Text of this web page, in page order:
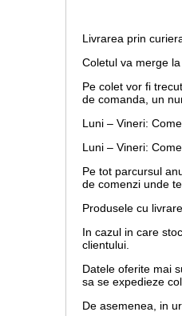
Livrarea prin
Coletul va merge
Pe colet vor fi
de comanda, un
Luni – Vineri:
Luni – Vineri:
Pe tot parcursul
de comenzi unde
Produsele cu
In cazul in care
clientului.
Datele oferite mai
sa se expedieze
De asemenea, in